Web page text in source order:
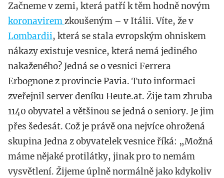
Začneme v zemi, která patří k těm hodně novým
koronaviremzkoušeným – v Itálii. Víte, že v
Lombardii, která se stala evropským ohniskem
nákazy existuje vesnice, která nemá jediného
nakaženého? Jedná se o vesnici Ferrera
Erbognone z provincie Pavia. Tuto informaci
zveřejnil server deníku Heute.at. Žije tam zhruba
1140 obyvatel a většinou se jedná o seniory. Je jim
přes šedesát. Což je právě ona nejvíce ohrožená
skupina Jedna z obyvatelek vesnice říká: „Možná
máme nějaké protilátky, jinak pro to nemám
vysvětlení. Žijeme úplně normálně jako kdykoliv